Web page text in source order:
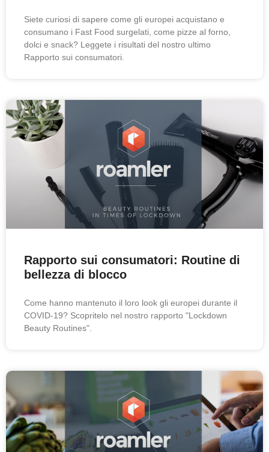
Siete curiosi di sapere come gli europei acquistano e
consumano i Fast Food surgelati, come pizze al forno,
dolci e snack? Leggete i risultati del nostro ultimo
Rapporto sui consumatori.
Rapporto sui consumatori: Routine di
bellezza di blocco
Come hanno mantenuto il loro look gli europei durante il
COVID-19? Scopritelo nel nostro rapporto "Lockdown
Beauty Routines".